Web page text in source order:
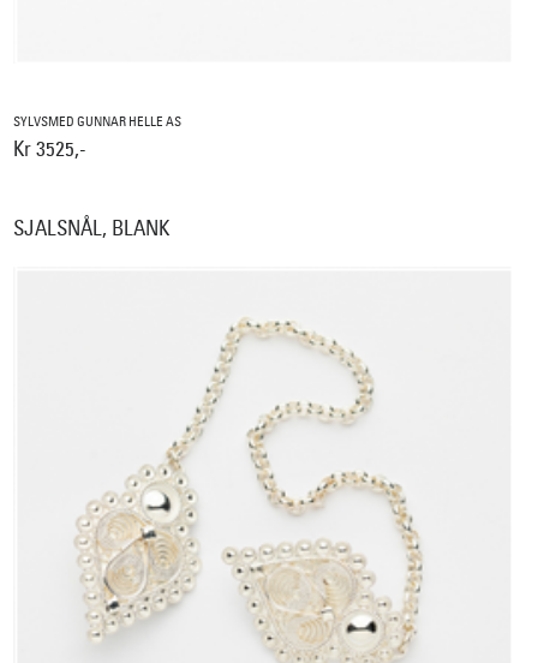
SYLVSMED GUNNAR HELLE AS
Kr 3525,-
SJALSNÅL, BLANK